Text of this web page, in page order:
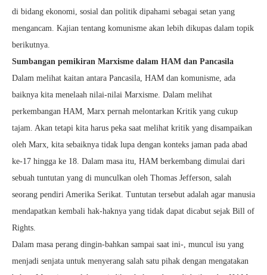
di bidang ekonomi, sosial dan politik dipahami sebagai setan yang
mengancam. Kajian tentang komunisme akan lebih dikupas dalam topik
berikutnya.
Sumbangan pemikiran Marxisme dalam HAM dan Pancasila
Dalam melihat kaitan antara Pancasila, HAM dan komunisme, ada
baiknya kita menelaah nilai-nilai Marxisme. Dalam melihat
perkembangan HAM, Marx pernah melontarkan Kritik yang cukup
tajam. Akan tetapi kita harus peka saat melihat kritik yang disampaikan
oleh Marx, kita sebaiknya tidak lupa dengan konteks jaman pada abad
ke-17 hingga ke 18. Dalam masa itu, HAM berkembang dimulai dari
sebuah tuntutan yang di munculkan oleh Thomas Jefferson, salah
seorang pendiri Amerika Serikat. Tuntutan tersebut adalah agar manusia
mendapatkan kembali hak-haknya yang tidak dapat dicabut sejak Bill of
Rights.
Dalam masa perang dingin-bahkan sampai saat ini-, muncul isu yang
menjadi senjata untuk menyerang salah satu pihak dengan mengatakan